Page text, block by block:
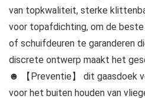
van topkwaliteit, sterke
voor topafdichting, om de
of schuifdeuren te garanderen
discrete ontwerp maakt het
☻ 【Preventie】 dit gaasdoek
voor het buiten houden van